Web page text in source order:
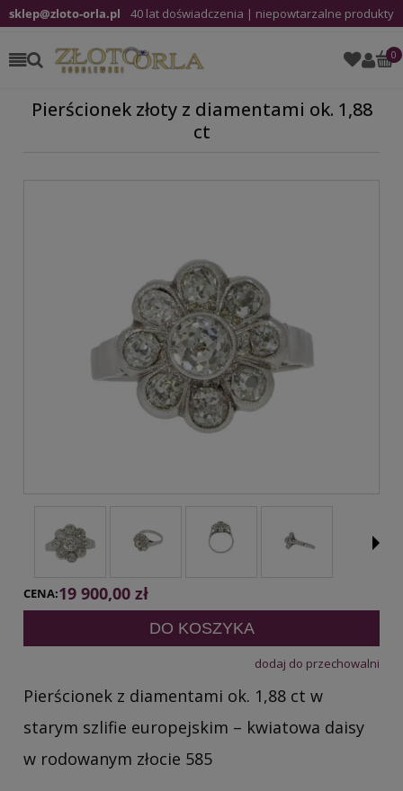
sklep@zloto-orla.pl 40 lat doświadczenia | niepowtarzalne produkty
Pierścionek złoty z diamentami ok. 1,88
ct
CENA:19 900,00 zł
DO KOSZYKA
dodaj do przechowalni
Pierścionek z diamentami ok. 1,88 ct w
starym szlifie europejskim – kwiatowa daisy
w rodowanym złocie 585